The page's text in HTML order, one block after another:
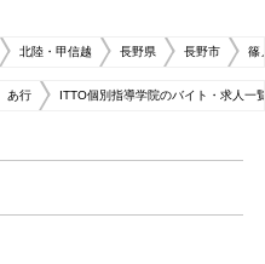
北陸・甲信越 長野県 長野市 篠
あ行 ITTO個別指導学院のバイト・求人一